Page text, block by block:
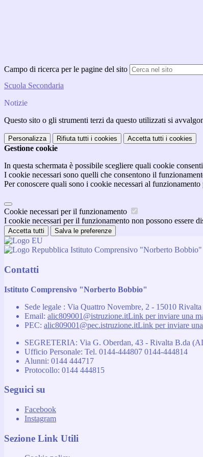
Campo di ricerca per le pagine del sito
Scuola Secondaria
Notizie
Questo sito o gli strumenti terzi da questo utilizzati si
Personalizza Rifiuta tutti i cookies Accetta tutti i cookies
Gestione cookie
In questa schermata è possibile scegliere quali cookie
I cookie necessari sono quelli che consentono il
Per conoscere quali sono i cookie necessari al funzionamento
Cookie necessari per il funzionamento
I cookie necessari per il funzionamento non possono essere
Accetta tutti Salva le preferenze
Istituto Comprensivo "Norberto Bobbio"
Contatti
Istituto Comprensivo "Norberto Bobbio"
Sede legale : Via Quattro Novembre, 2 - 15010
Email: alic809001@istruzione.itLink per inviare una
PEC: alic809001@pec.istruzione.itLink per inviare
SEGRETERIA: Via G. Oberdan, 43 - Rivalta B.da
Ufficio Personale: Tel. 0144-444807 0144-444814
Alunni: 0144 444717
Protocollo: 0144 444815
Seguici su
Facebook
Instagram
Sezione Link Utili